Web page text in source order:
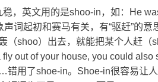
，英文用的是shoo-in，如：He
词起初和赛马有关，有“驱赶”的
（shoo）出去，就能把某个人赶（
fly out of your house, you could
用了shoe-in。Shoe-in很容易让